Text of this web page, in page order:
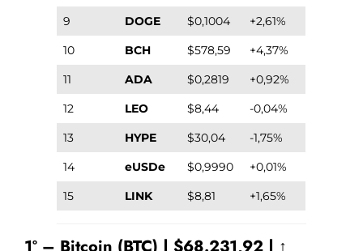
9
DOGE $0,1004
+2,61%
10
BCH $578,59
+4,37%
11
ADA $0,2819
+0,92%
12
LEO $8,44
-0,04%
13
HYPE $30,04
-1,75%
14
eUSDe $0,9990
+0,01%
15
LINK $8,81 +1,65%